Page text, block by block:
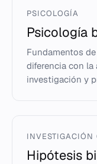
PSICOLOGÍA
Psicología
Fundamentos
diferencia con la
investigación y
INVESTIGACIÓN
Hipótesis